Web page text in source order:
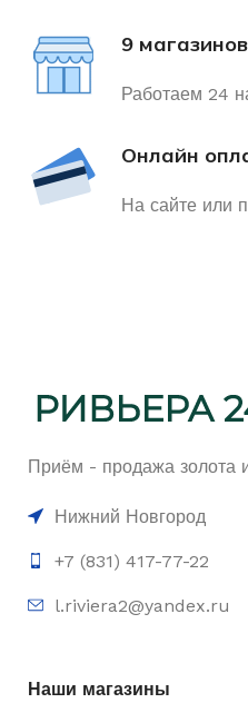
9 магазинов
Работаем 24
Онлайн
На сайте или
Приём - продажа золота
Нижний Новгород
+7 (831) 417-77-22
l.riviera2@yandex.ru
Наши магазины